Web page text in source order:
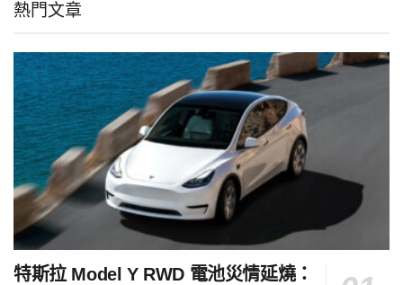
熱門文章
特斯拉 Model Y RWD 電池災情延燒：